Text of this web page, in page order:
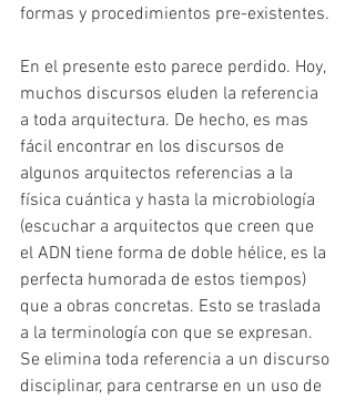
formas y procedimientos pre-existentes.
En el presente esto parece perdido. Hoy,
muchos discursos eluden la referencia
a toda arquitectura. De hecho, es mas
fácil encontrar en los discursos de
algunos arquitectos referencias a la
física cuántica y hasta la microbiología
(escuchar a arquitectos que creen que
el ADN tiene forma de doble hélice, es la
perfecta humorada de estos tiempos)
que a obras concretas. Esto se traslada
a la terminología con que se expresan.
Se elimina toda referencia a un discurso
disciplinar, para centrarse en un uso de